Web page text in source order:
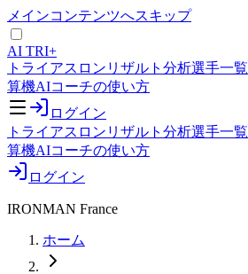
メインコンテンツへスキップ
AI TRI+
トライアスロンリザルト分析選手一覧
算機AIコーチの使い方
ログイン
トライアスロンリザルト分析選手一覧
算機AIコーチの使い方
ログイン
IRONMAN France
ホーム